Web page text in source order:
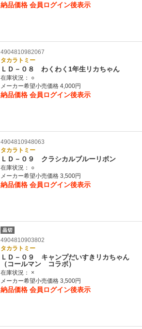
納品価格 会員ログイン後表示
4904810982067
タカラトミー
ＬＤ－０８ わくわく1年生リカちゃん
在庫状況：
○
メーカー希望小売価格 4,000円
納品価格 会員ログイン後表示
4904810948063
タカラトミー
ＬＤ－０９ クラシカルブルーリボン
在庫状況：
○
メーカー希望小売価格 3,500円
納品価格 会員ログイン後表示
4904810903802
タカラトミー
ＬＤ－０９ キャンプだいすきリカちゃん
（コールマン コラボ）
在庫状況：
×
メーカー希望小売価格 3,500円
納品価格 会員ログイン後表示